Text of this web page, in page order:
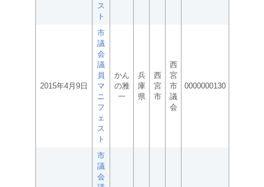
ス
ト
2015年4月9日
市
議
会
議
員
マ
ニ
フ
ェ
ス
ト
かん
の雅
一
兵
庫
県
西
宮
市
西
宮
市
議
会
0000000130
市
議
会